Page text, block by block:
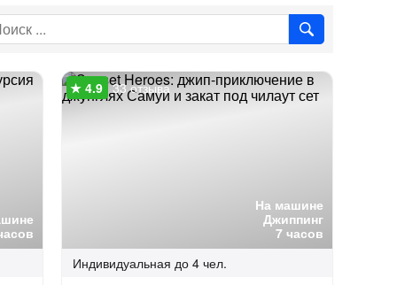
На машине
Джиппинг
7 часов
33 отзыва
Индивидуальная до 4 чел.